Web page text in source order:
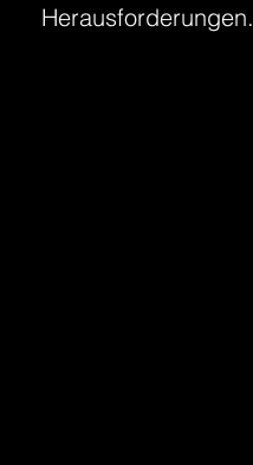
Herausforderungen.